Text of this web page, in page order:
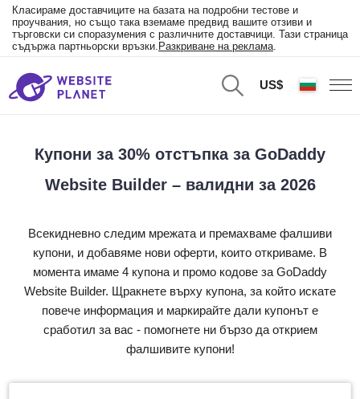
Класираме доставчиците на базата на подробни тестове и
проучвания, но също така вземаме предвид вашите отзиви и
търговски си споразумения с различните доставчици. Тази страница
съдържа партньорски връзки. Разкриване на реклама.
US$
Купони за 30% отстъпка за GoDaddy
Website Builder – валидни за 2026
Всекидневно следим мрежата и премахваме фалшиви
купони, и добавяме нови оферти, които откриваме. В
момента имаме 4 купона и промо кодове за GoDaddy
Website Builder. Щракнете върху купона, за който искате
повече информация и маркирайте дали купонът е
сработил за вас - помогнете ни бързо да открием
фалшивите купони!